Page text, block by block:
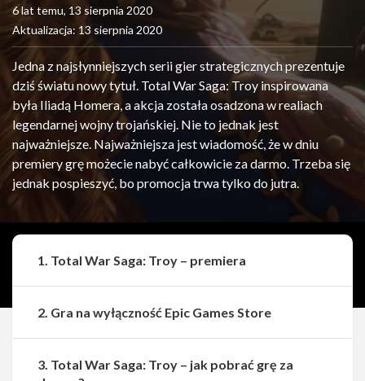
6 lat temu, 13 sierpnia 2020
Aktualizacja: 13 sierpnia 2020
Jedna z najsłynniejszych serii gier strategicznych prezentuje
dziś światu nowy tytuł. Total War Saga: Troy inspirowana
była Iliadą Homera, a akcja została osadzona w realiach
legendarnej wojny trojańskiej. Nie to jednak jest
najważniejsze. Najważniejsza jest wiadomość, że w dniu
premiery grę możecie nabyć całkowicie za darmo. Trzeba się
jednak pospieszyć, bo promocja trwa tylko do jutra.
1. Total War Saga: Troy – premiera
2. Gra na wyłączność Epic Games Store
3. Total War Saga: Troy – jak pobrać grę za